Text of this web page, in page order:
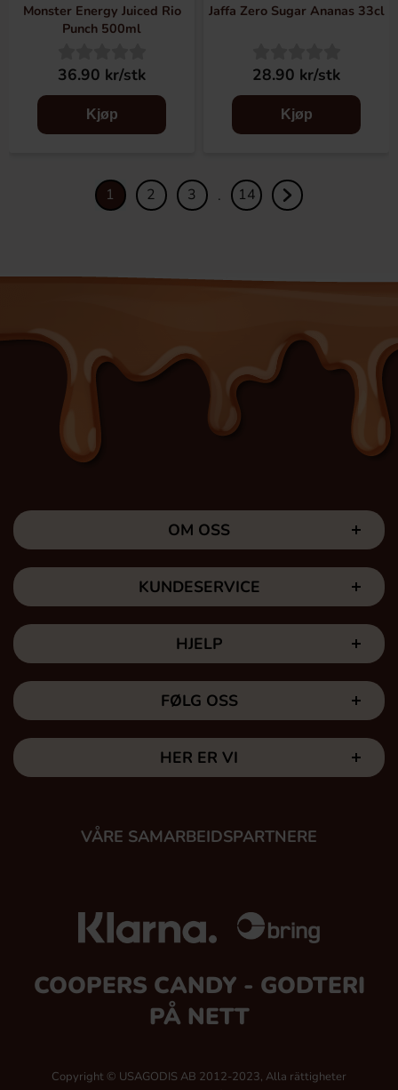
Monster Energy Juiced Rio
Punch 500ml
36.90 kr/stk
Kjøp
Jaffa Zero Sugar Ananas 33cl
28.90 kr/stk
Kjøp
1 2 3 . 14
OM OSS
KUNDESERVICE
HJELP
FØLG OSS
HER ER VI
VÅRE SAMARBEIDSPARTNERE
COOPERS CANDY - GODTERI
PÅ NETT
Copyright © USAGODIS AB 2012-2023, Alla rättigheter